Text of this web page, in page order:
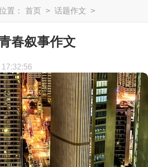
置： 首页 > 话题作文 >
春叙事作文